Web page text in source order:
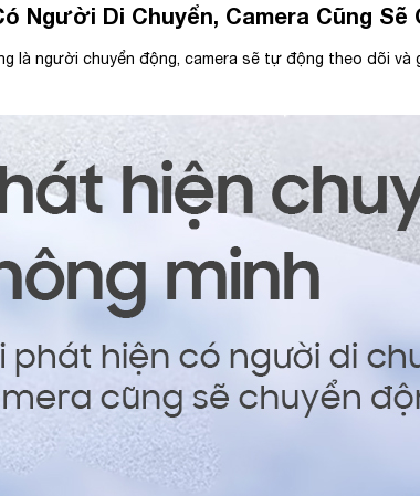
Người Di Chuyển, Camera Cũng
là người chuyển động, camera sẽ tự động theo dõi và